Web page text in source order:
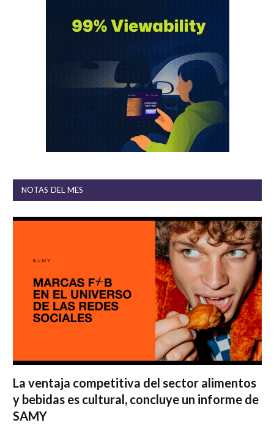
NOTAS DEL MES
La ventaja competitiva del sector alimentos
y bebidas es cultural, concluye un informe de
SAMY